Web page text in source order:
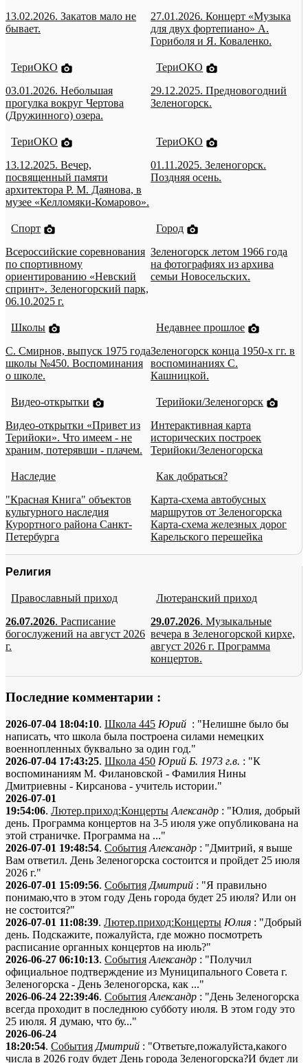
13.02.2026. Закатов мало не
бывает.
27.01.2026. Концерт «Музыка
для двух фортепиано» А.
Гориболя и Я. Коваленко.
ТериОКО
03.01.2026. Небольшая
прогулка вокруг Чертова
(Дружинного) озера.
ТериОКО
29.12.2025. Предновогодний
Зеленогорск.
ТериОКО
13.12.2025. Вечер,
посвященный памяти
архитектора Р. М. Даянова, в
музее «Келломяки-Комарово».
ТериОКО
01.11.2025. Зеленогорск.
Поздняя осень.
Спорт
Всероссийские соревнования
по спортивному
ориентированию «Невский
спринт». Зеленогорский парк,
06.10.2025 г.
Город
Зеленогорск летом 1966 года
на фотографиях из архива
семьи Новосельских.
Школы
С. Смирнов, выпуск 1975 года
школы №450. Воспоминания
о школе.
Недавнее прошлое
Зеленогорск конца 1950-х гг. в
воспоминаниях С.
Кашницкой.
Видео-открытки
Видео-открытки «Привет из
Терийоки». Что имеем - не
храним, потерявши - плачем.
Терийоки/Зеленогорск
Интерактивная карта
исторических построек
Терийоки/Зеленогорска
Наследие
"Красная Книга" объектов
культурного наследия
Курортного района Санкт-
Петербурга
Как добраться?
Карта-схема автобусных
маршрутов от Зеленогорска
Карта-схема железных дорог
Карельского перешейка
Религия
Православный приход
26.07.2026. Расписание
богослужений на август 2026
г.
Лютеранский приход
29.07.2026. Музыкальные
вечера в Зеленогорской кирхе,
август 2026 г. Программа
концертов.
Последние комментарии :
2026-07-04 18:04:10. Школа 445 Юрий : "Нелишне было бы
написать, что школа была построена силами немецких
военнопленных буквально за один год."
2026-07-04 17:43:25. Школа 450 Юрий Б. 1973 г.в. : "К
воспоминаниям М. Филановской - Фамилия Нины
Дмитриевны - Кирсанова - учитель истории."
2026-07-01
19:54:06. Лютер.приход:Концерты Александр : "Юлия, добрый
день. Программа концертов на 3-5 июля уже опубликована на
этой страничке. Программа на ..."
2026-07-01 19:48:54. События Александр : "Дмитрий, я выше
Вам ответил. День Зеленогорска состоится и пройдет 25 июля
2026 г."
2026-07-01 15:09:56. События Дмитрий : "Я правильно
понимаю,что в этом году День города будет 25 июля? Или он
не состоится?"
2026-07-01 11:08:39. Лютер.приход:Концерты Юлия : "Добрый
день. Подскажите, пожалуйста, где можно посмотреть
расписание органных концертов на июль?"
2026-06-27 06:10:13. События Александр : "Получил
официальное подтверждение из Муниципального Совета г.
Зеленогорска - День Зеленогорска, как ..."
2026-06-24 22:39:46. События Александр : "День Зеленогорска
всегда проходит в последнюю субботу июля. В этом году это
25 июля. Я думаю, что бу..."
2026-06-24
18:20:54. События Дмитрий : "Ответьте,пожалуйста,какого
числа в 2026 году будет День города Зеленогорска?И будет ли